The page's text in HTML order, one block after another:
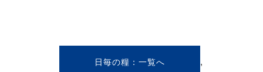
日毎の糧 ,